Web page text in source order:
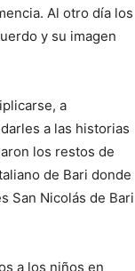
Al otro día los
y su imagen
a
a las historias
los restos de
de Bari donde
San Nicolás de Bari
a los niños en